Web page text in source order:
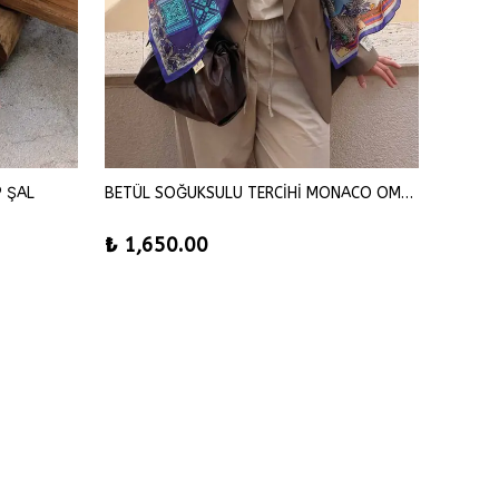
ŞAL BETÜL SOĞUKSULU TERCİHİ MONACO OMUZ ŞAL
₺ 1,650.00